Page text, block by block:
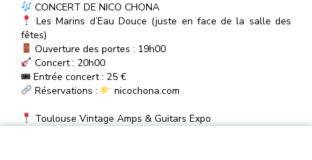
CONCERT DE NICO CHONA
Les Marins d’Eau Douce (juste en face de la salle des
fêtes)
Ouverture des portes : 19h00
Concert : 20h00
🎟 Entrée concert : 25 €
Réservations :
nicochona.com
Toulouse Vintage Amps & Guitars Expo